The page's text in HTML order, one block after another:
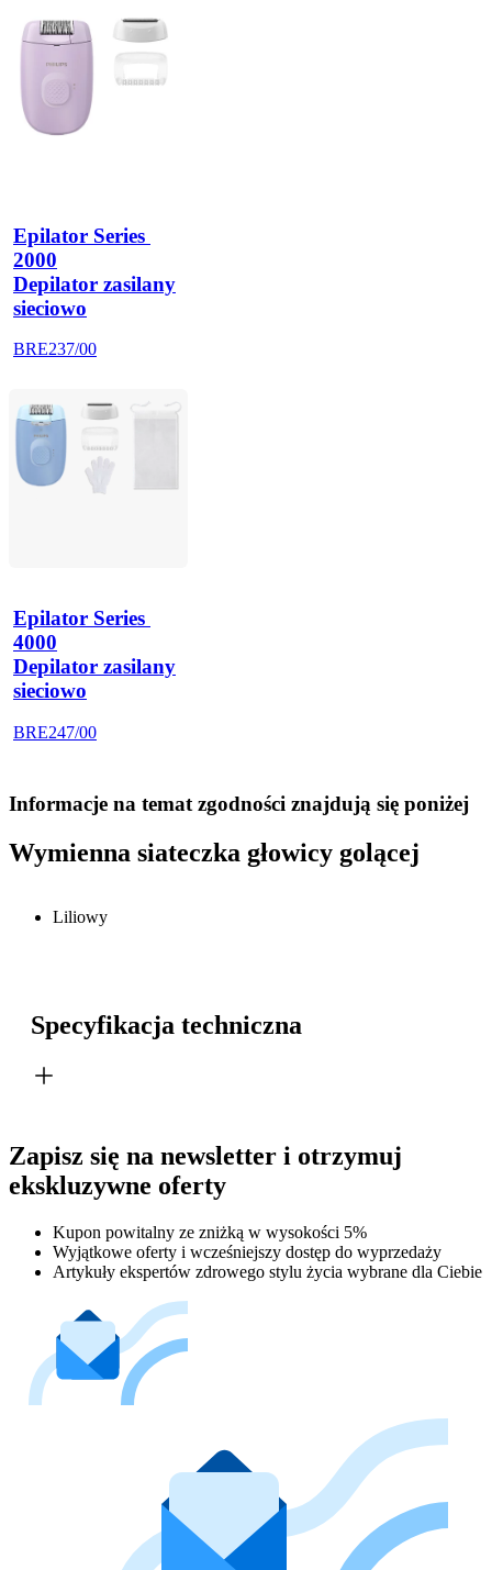
Epilator Series
2000
Depilator zasilany
sieciowo
BRE237/00
Epilator Series
4000
Depilator zasilany
sieciowo
BRE247/00
Informacje na temat zgodności znajdują się poniżej
Wymienna siateczka głowicy golącej
Liliowy
Specyfikacja techniczna
Zapisz się na newsletter i otrzymuj
ekskluzywne oferty
Kupon powitalny ze zniżką w wysokości 5%
Wyjątkowe oferty i wcześniejszy dostęp do wyprzedaży
Artykuły ekspertów zdrowego stylu życia wybrane dla Ciebie